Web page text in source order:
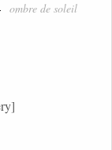
ombre de soleil